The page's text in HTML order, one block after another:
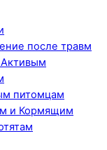
после травм
питомцам
и Кормящим